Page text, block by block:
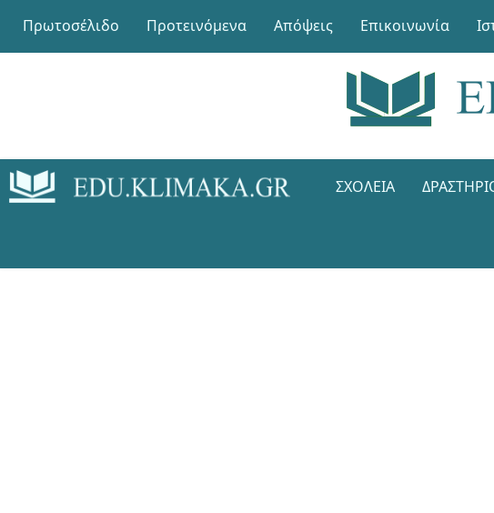
Πρωτοσέλιδο Προτεινόμενα Απόψεις Επικοινωνία
ΣΧΟΛΕΊΑ